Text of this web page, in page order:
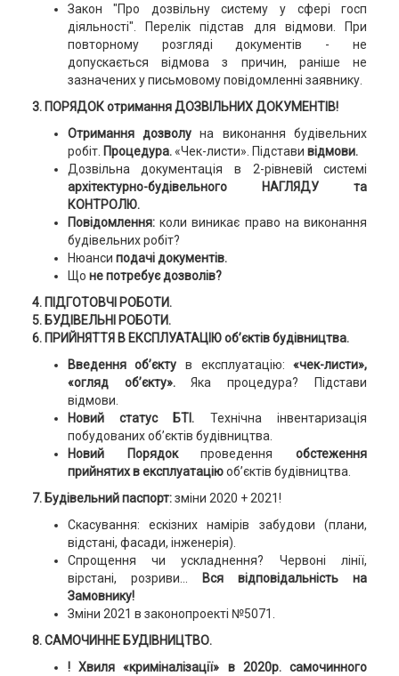
Закон "Про дозвільну систему у сфері госп
діяльності". Перелік підстав для відмови. При
повторному розгляді документів - не
допускається відмова з причин, раніше не
зазначених у письмовому повідомленні заявнику.
3. ПОРЯДОКотримання ДОЗВІЛЬНИХ ДОКУМЕНТІВ!
Отримання дозволуна виконання будівельних
робіт. Процедура.«Чек-листи». Підстави відмови.
Дозвільна документація в 2-рівневій системі
архітектурно-будівельного НАГЛЯДУ та
КОНТРОЛЮ.
Повідомлення:коли виникає право на виконання
будівельних робіт?
Нюанси подачі документів.
Що не потребує дозволів?
4. ПІДГОТОВЧІ РОБОТИ.
5. БУДІВЕЛЬНІ РОБОТИ.
6. ПРИЙНЯТТЯ В ЕКСПЛУАТАЦІЮ об’єктів будівництва.
Введення об’єкту в експлуатацію:«чек-листи»,
«огляд об’єкту».Яка процедура? Підстави
відмови.
Новий статус БТІ. Технічна інвентаризація
побудованих об’єктів будівництва.
Новий Порядокпроведенняобстеження
прийнятих в експлуатаціюоб’єктів будівництва.
7. Будівельний паспорт:зміни 2020 + 2021!
Скасування: ескізних намірів забудови (плани,
відстані, фасади, інженерія).
Спрощення чи ускладнення? Червоні лінії,
вірстані, розриви...
Вся відповідальність на
Замовнику!
Зміни 2021 в законопроекті №5071.
8. САМОЧИННЕ БУДІВНИЦТВО.
! Хвиля «криміналізації» в 2020р. самочинного